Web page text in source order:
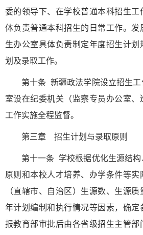
委的领导下、在学校普通本科招生工
体负责普通本科招生的日常工作。发
生办公室具体负责制定年度招生计
划及录取工作。
第十条 新疆政法学院设立招生
室设在纪委机关（监察专员办公室、
工作实施全程监督。
第三章 招生计划与录取原则
第十一条 学校根据优化生源结
原则和本校人才培养、办学条件等实
（直辖市、自治区）生源数、生源
年计划编制和执行情况等因素，确定
报教育部审批后由各省级招生主管部